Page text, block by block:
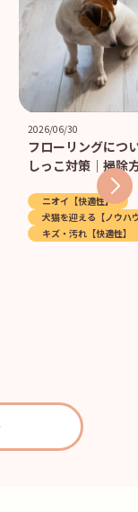
フローリングにつ
しっこ対策｜掃除
の床材を紹介！
ニオイ【快適性】
犬猫を迎える【ノウハ
キズ・汚れ【快適性】
2026/06/30